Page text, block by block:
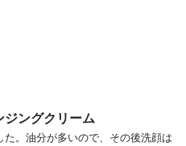
ングクリーム
。油分が多いので、その後洗顔は